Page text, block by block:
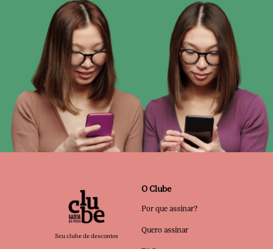
Seu clube de descontos
O Clube
Por que assinar?
Quero assinar